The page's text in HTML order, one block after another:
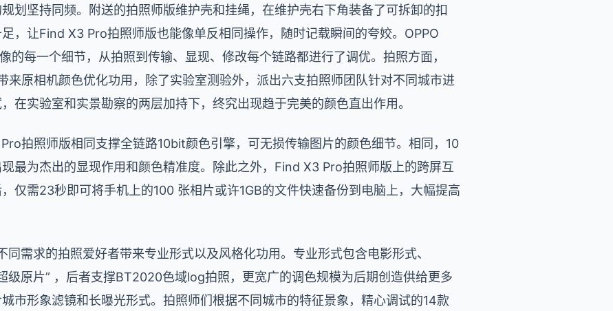
划坚持同频。附送的拍照师版维护壳和挂绳，在维护壳右下角装备了可拆卸的扣
，让Find X3 Pro拍照师版也能像单反相同操作，随时记载瞬间的夸姣。OPPO
的每一个细节，从拍照到传输、显现、修改每个链路都进行了调优。拍照方面，
来原相机颜色优化功用，除了实验室测验外，派出六支拍照师团队针对不同城市进
在实验室和实景勘察的两层加持下，终究出现趋于完美的颜色直出作用。
拍照师版相同支撑全链路10bit颜色引擎，可无损传输图片的颜色细节。相同，10
最为杰出的显现作用和颜色精准度。除此之外，Find X3 Pro拍照师版上的跨屏互
仅需23秒即可将手机上的100 张相片或许1GB的文件快速备份到电脑上，大幅提高
需求的拍照爱好者带来专业形式以及风格化功用。专业形式包含电影形式、
级原片” ，后者支撑BT2020色域log拍照，更宽广的调色规模为后期创造供给更多
市形象滤镜和长曝光形式。拍照师们根据不同城市的特征景象，精心调试的14款